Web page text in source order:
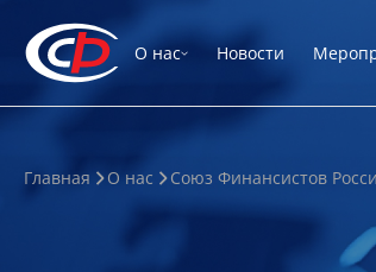
О нас Новости
Главная О нас Союз Финансистов